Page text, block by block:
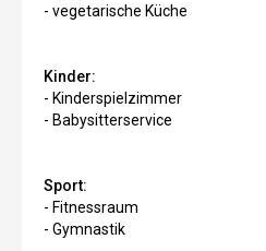
- vegetarische Küche
Kinder:
- Kinderspielzimmer
- Babysitterservice
Sport:
- Fitnessraum
- Gymnastik